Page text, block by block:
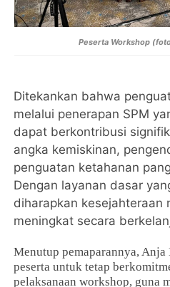
Peserta Workshop
Ditekankan bahwa
melalui penerapan SPM
dapat berkontribusi
angka kemiskinan,
penguatan ketahanan
Dengan layanan dasar
diharapkan kesejahteraan
meningkat secara
Menutup pemaparannya,
peserta untuk tetap
pelaksanaan workshop, guna